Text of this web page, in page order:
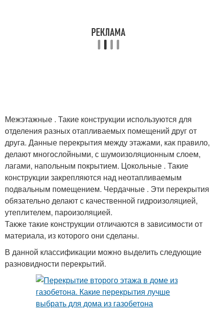
Деревянное перекрытие
этажами
Межэтажные . Такие конструкции используются для
отделения разных отапливаемых помещений друг от
друга. Данные перекрытия между этажами, как правило,
делают многослойными, с шумоизоляционным слоем,
лагами, напольным покрытием. Цокольные . Такие
конструкции закрепляются над неотапливаемым
подвальным помещением. Чердачные . Эти перекрытия
обязательно делают с качественной гидроизоляцией,
утеплителем, пароизоляцией.
Также такие конструкции отличаются в зависимости от
материала, из которого они сделаны.
В данной классификации можно выделить следующие
разновидности перекрытий.